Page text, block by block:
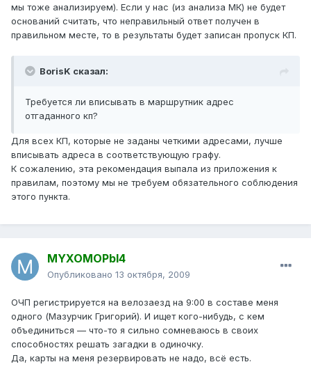
мы тоже анализируем). Если у нас (из анализа МК) не будет
оснований считать, что неправильный ответ получен в
правильном месте, то в результаты будет записан пропуск КП.
BorisK сказал:
Требуется ли вписывать в маршрутник адрес
отгаданного кп?
Для всех КП, которые не заданы четкими адресами, лучше
вписывать адреса в соответствующую графу.
К сожалению, эта рекомендация выпала из приложения к
правилам, поэтому мы не требуем обязательного соблюдения
этого пункта.
MYXOMOPbI4
Опубликовано 13 октября, 2009
ОЧП регистрируется на велозаезд на 9:00 в составе меня
одного (Мазурчик Григорий). И ищет кого-нибудь, с кем
объединиться — что-то я сильно сомневаюсь в своих
способностях решать загадки в одиночку.
Да, карты на меня резервировать не надо, всё есть.